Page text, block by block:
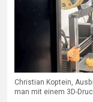
Christian Koptein,
man mit einem 3D-